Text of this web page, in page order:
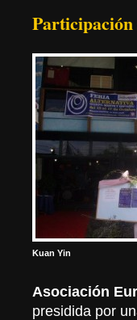
Kuan Yin
Asociación
presidida por